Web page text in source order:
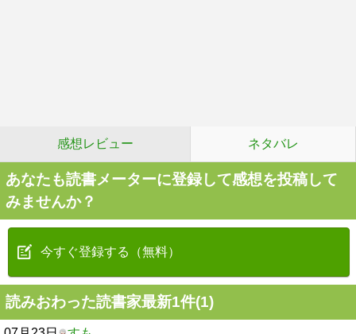
感想レビュー ネタバレ
あなたも読書メーターに登録して感想を投稿して
みませんか？
今すぐ登録する（無料）
読みおわった読書家最新1件(1)